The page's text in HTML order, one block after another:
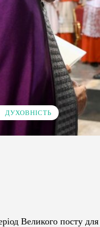
ДУХОВНІСТЬ
Великого посту для